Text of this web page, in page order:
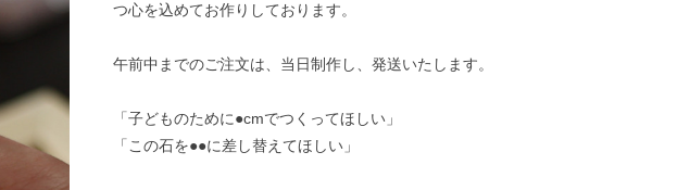
つ心を込めてお作りしております。
午前中までのご注文は、当日制作し、発送いたします。
「子どものために●cmでつくってほしい」
「この石を●●に差し替えてほしい」